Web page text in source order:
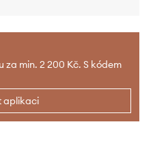
za min. 2 200 Kč. S kódem
aplikaci